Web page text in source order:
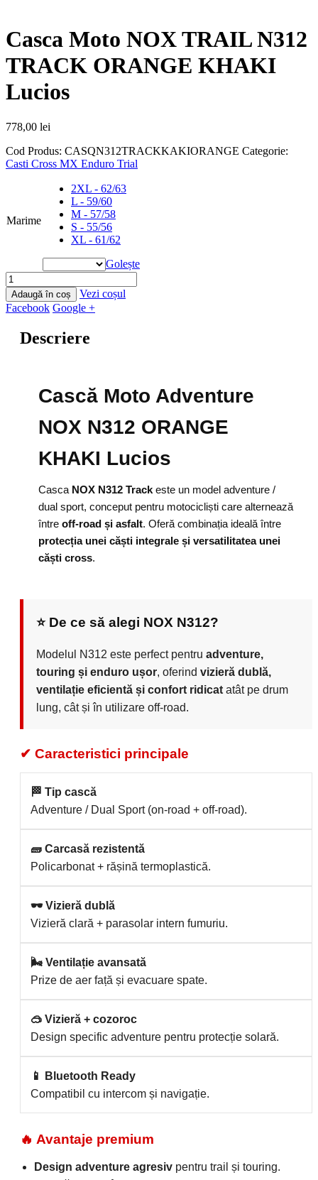
Casca Moto NOX TRAIL N312
TRACK ORANGE KHAKI
Lucios
778,00 lei
Cod Produs: CASQN312TRACKKAKIORANGE Categorie:
Casti Cross MX Enduro Trial
Marime
2XL - 62/63
L - 59/60
M - 57/58
S - 55/56
XL - 61/62
Golește
Adaugă în coș
Vezi coșul
Facebook Google +
Descriere
Cască Moto Adventure
NOX N312 ORANGE
KHAKI Lucios
Casca NOX N312 Track este un model adventure /
dual sport, conceput pentru motocicliști care alternează
între off-road și asfalt. Oferă combinația ideală între
protecția unei căști integrale și versatilitatea unei
căști cross.
⭐ De ce să alegi NOX N312?
Modelul N312 este perfect pentru adventure,
touring și enduro ușor, oferind vizieră dublă,
ventilație eficientă și confort ridicatatât pe drum
lung, cât și în utilizare off-road.
✔ Caracteristici principale
🏁 Tip cască
Adventure / Dual Sport (on-road + off-road).
🧱 Carcasă rezistentă
Policarbonat + rășină termoplastică.
🕶 Vizieră dublă
Vizieră clară + parasolar intern fumuriu.
🌬 Ventilație avansată
Prize de aer față și evacuare spate.
🥽 Vizieră + cozoroc
Design specific adventure pentru protecție solară.
📱 Bluetooth Ready
Compatibil cu intercom și navigație.
🔥 Avantaje premium
Design adventure agresiv pentru trail și touring.